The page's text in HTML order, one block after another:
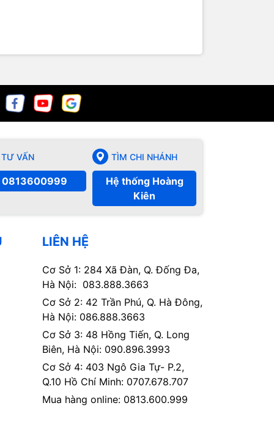
TƯ VẤN
0813600999
TÌM CHI NHÁNH
Hệ thống Hoàng
Kiên
LIÊN HỆ
Cơ Sở 1: 284 Xã Đàn, Q. Đống Đa,
Hà Nội: 083.888.3663
Cơ Sở 2: 42 Trần Phú, Q. Hà Đông,
Hà Nội: 086.888.3663
Cơ Sở 3: 48 Hồng Tiến, Q. Long
Biên, Hà Nội: 090.896.3993
Cơ Sở 4: 403 Ngô Gia Tự- P.2,
Q.10 Hồ Chí Minh: 0707.678.707
Mua hàng online: 0813.600.999